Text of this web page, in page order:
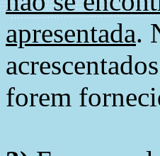
apresentada.
forem